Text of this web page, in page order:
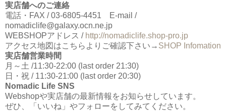
実店舗へのご連絡
電話・FAX / 03-6805-4451 E-mail /
nomadiclife@galaxy.ocn.ne.jp
WEBSHOPアドレス / http://nomadiclife.shop-pro.jp
アクセス地図はこちらよりご確認下さい→ SHOP Infomation
実店舗営業時間
月～土 /11:30-22:00 (last order 21:30)
日・祝 / 11:30-21:00 (last order 20:30)
Nomadic Life SNS
Webshopや実店舗の最新情報をお知らせしています。
ぜひ、「いいね」やフォローをしてみてください。